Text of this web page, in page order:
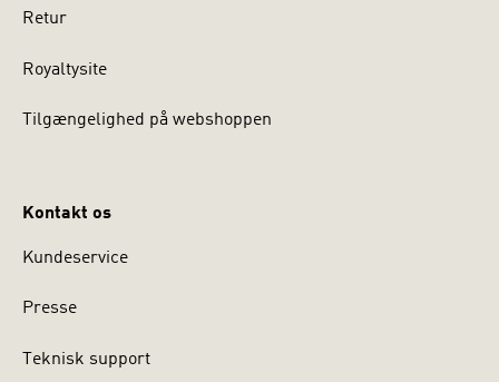
Retur
Royaltysite
Tilgængelighed på webshoppen
Kontakt os
Kundeservice
Presse
Teknisk support